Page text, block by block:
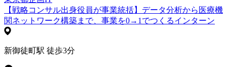
【戦略コンサル出身役員が事業統括】データ分析から医療機
関ネットワーク構築まで、事業を0→1でつくるインターン
新御徒町駅 徒歩3分